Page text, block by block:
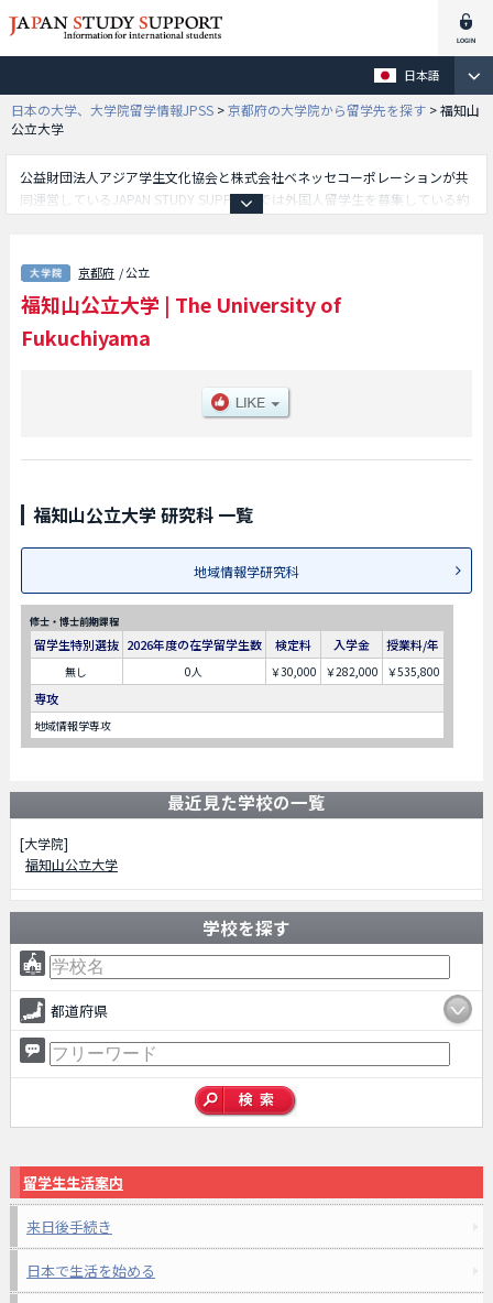
日本語
日本の大学、大学院留学情報JPSS >京都府の大学院から留学先を探す >福知山
公立大学
公益財団法人アジア学生文化協会と株式会社ベネッセコーポレーションが共
同運営しているJAPAN STUDY SUPPORTでは外国人留学生を募集している約
究科等、研究科別情報や、募集定員や合格者数など入試情報、施設案内、ア
クセスなど外国人留学生に必要な情報を掲載しているので是非ご利用くださ
い。
京都府 / 公立
福知山公立大学 | The University of
Fukuchiyama
福知山公立大学 研究科 一覧
地域情報学研究科
修士・博士前期課程
留学生特別選抜 2026年度の在学留学生数 検定料 入学金 授業料/年
無し 0人 ￥30,000 ￥282,000 ￥535,800
専攻
地域情報学専攻
最近見た学校の一覧
[大学院]
福知山公立大学
学校を探す
都道府県
留学生生活案内
来日後手続き
日本で生活を始める